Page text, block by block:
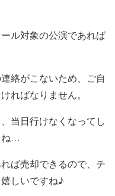
ル対象の公演であれば
絡がこないため、ご自
ればなりません。
当日行けなくなってし
ね…
ば売却できるので、チ
しいですね♪